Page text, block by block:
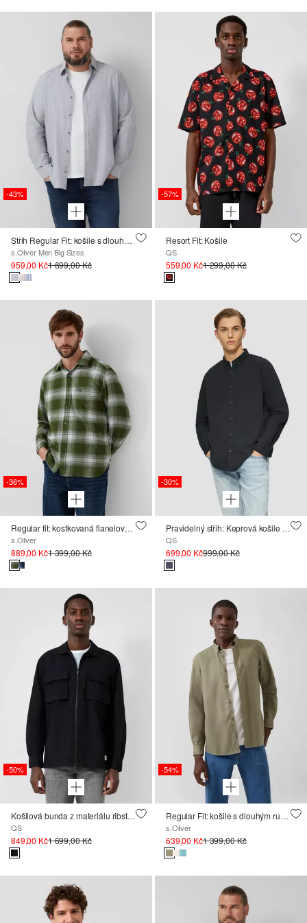
-43%
Střih Regular Fit: košile s dlouhými rukávy ze lněné směsi s proužky!
s.Oliver Men Big Sizes
959,00 Kč1 699,00 Kč
-57%
Resort Fit: Košile
QS
559,00 Kč1 299,00 Kč
-36%
Regular fit: kostkovaná flanelová košile s náprsní kapsou
s.Oliver
889,00 Kč1 399,00 Kč
-30%
Pravidelný střih: Keprová košile s vyšívaným logem, která se pere v oděvu.
QS
699,00 Kč999,00 Kč
-50%
Košilová bunda z materiálu ribstop
QS
849,00 Kč1 699,00 Kč
-54%
Regular Fit: košile s dlouhým rukávem a propínacím límcem, barvená po ušití
s.Oliver
639,00 Kč1 399,00 Kč